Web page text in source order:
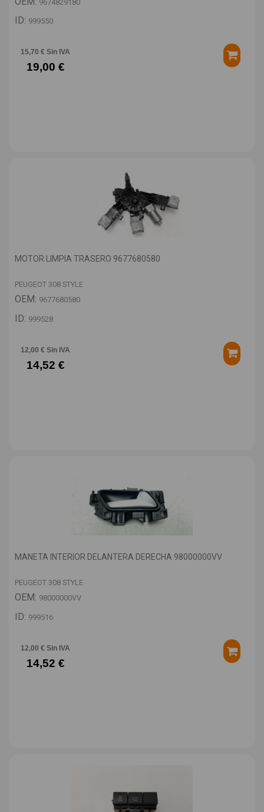
9674829180
ID: 999550
15,70 € Sin IVA
19,00 €
MOTOR LIMPIA TRASERO 9677680580
PEUGEOT 308 STYLE
OEM: 9677680580
ID: 999528
12,00 € Sin IVA
14,52 €
MANETA INTERIOR DELANTERA DERECHA 98000000VV
PEUGEOT 308 STYLE
OEM: 98000000VV
ID: 999516
12,00 € Sin IVA
14,52 €